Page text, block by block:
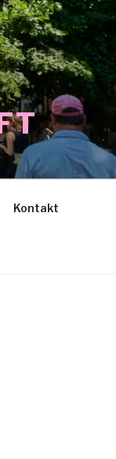
Kontakt